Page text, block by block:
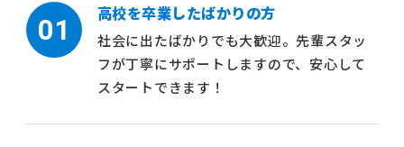
01 高校を卒業したばかりの方
社会に出たばかりでも大歓迎。先輩スタッ
フが丁寧にサポートしますので、安心して
スタートできます！